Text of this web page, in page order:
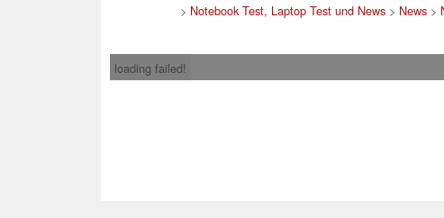
> Notebook Test, Laptop Test und News > News >
loading failed!